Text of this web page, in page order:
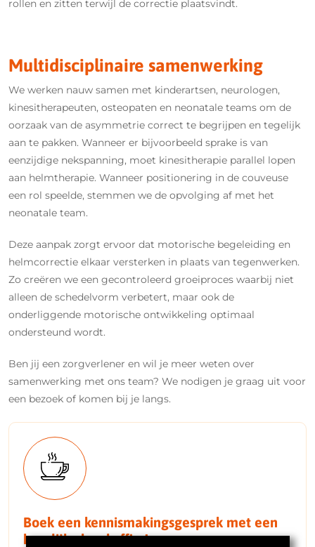
rollen en zitten terwijl de correctie plaatsvindt.
Multidisciplinaire samenwerking
We werken nauw samen met kinderartsen, neurologen,
kinesitherapeuten, osteopaten en neonatale teams om de
oorzaak van de asymmetrie correct te begrijpen en tegelijk
aan te pakken. Wanneer er bijvoorbeeld sprake is van
eenzijdige nekspanning, moet kinesitherapie parallel lopen
aan helmtherapie. Wanneer positionering in de couveuse
een rol speelde, stemmen we de opvolging af met het
neonatale team.
Deze aanpak zorgt ervoor dat motorische begeleiding en
helmcorrectie elkaar versterken in plaats van tegenwerken.
Zo creëren we een gecontroleerd groeiproces waarbij niet
alleen de schedelvorm verbetert, maar ook de
onderliggende motorische ontwikkeling optimaal
ondersteund wordt.
Ben jij een zorgverlener en wil je meer weten over
samenwerking met ons team? We nodigen je graag uit voor
een bezoek of komen bij je langs.
Boek een kennismakingsgesprek met een
heerlijke kop koffie !